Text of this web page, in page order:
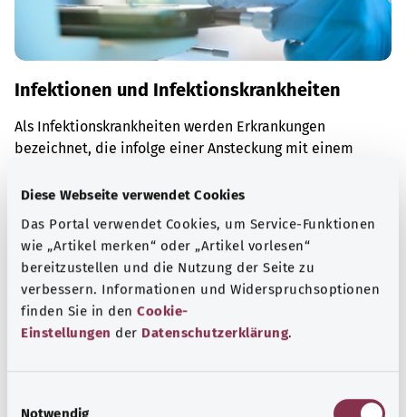
Diese Webseite verwendet Cookies
Das Portal verwendet Cookies, um Service-Funktionen
wie „Artikel merken“ oder „Artikel vorlesen“
bereitzustellen und die Nutzung der Seite zu
verbessern. Informationen und Widerspruchsoptionen
finden Sie in den Cookie-
Einstellungen der Datenschutzerklärung.
Notwendig
Infektionen und Infektionskrankheiten
Als Infektionskrankheiten werden Erkrankungen
bezeichnet, die infolge einer Ansteckung mit einem